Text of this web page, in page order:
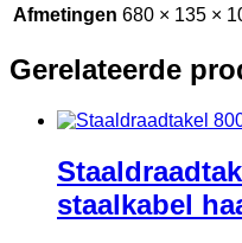
Afmetingen 680 × 135 ×
Gerelateerde
staalkabel